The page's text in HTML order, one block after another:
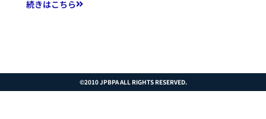
続きはこちら
©2010 JPBPA ALL RIGHTS RESERVED.